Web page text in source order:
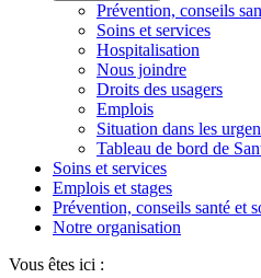
Prévention, conseils
Soins et services
Hospitalisation
Nous joindre
Droits des usagers
Emplois
Situation dans les
Tableau de bord de
Soins et services
Emplois et stages
Prévention, conseils santé et
Notre organisation
Vous êtes ici :